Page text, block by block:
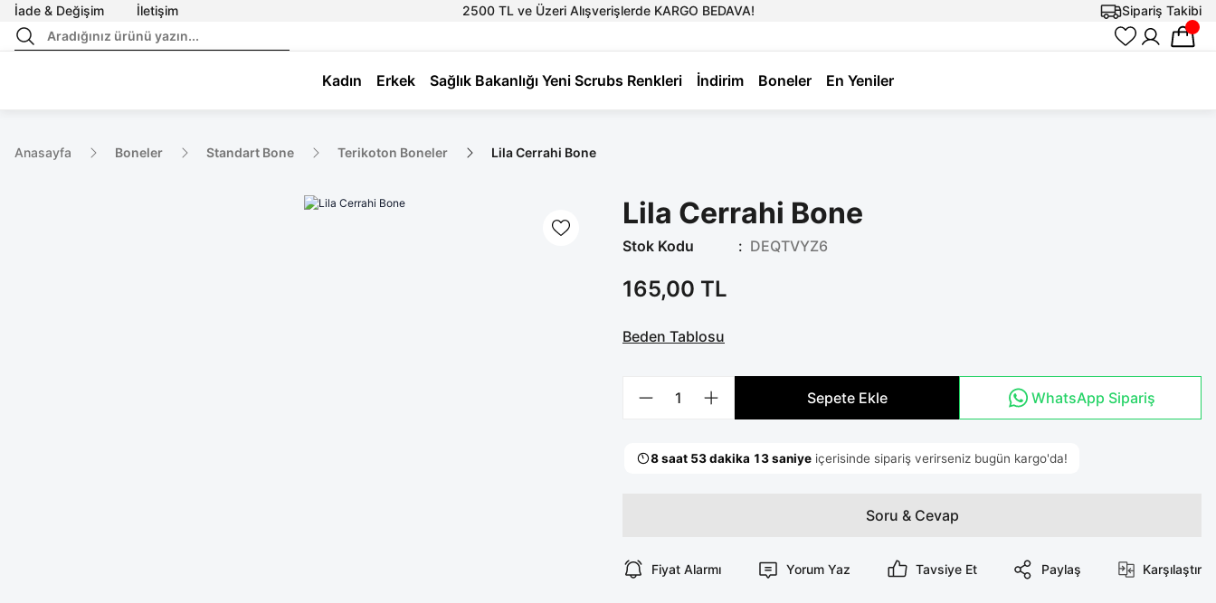
İade & Değişim İletişim 2500 TL ve Üzeri Alışverişlerde KARGO BEDAVA! Sipariş Takibi
Kadın Erkek Sağlık Bakanlığı Yeni Scrubs Renkleri İndirim Boneler En Yeniler
Anasayfa Boneler Standart Bone Terikoton Boneler Lila Cerrahi Bone
Lila Cerrahi Bone
Stok Kodu DEQTVYZ6
165,00 TL
Beden Tablosu
Sepete Ekle WhatsApp Sipariş
Soru & Cevap
Fiyat Alarmı Yorum Yaz Tavsiye Et Paylaş Karşılaştır